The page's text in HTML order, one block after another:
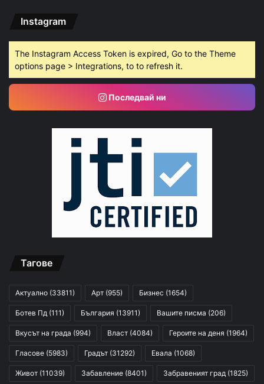
Instagram
The Instagram Access Token is expired, Go to the Theme
options page > Integrations, to to refresh it.
Последвай ни
Тагове
Актуално (33811) Арт (955) Бизнес (1654)
Ботев Пд (111) България (13911) Вашите писма (206)
Вкусът на града (994) Власт (4084) Героите на деня (1964)
Гласове (5983) Градът (31292) Евала (1068)
Живот (11039) Забавление (8401) Забравеният град (1825)